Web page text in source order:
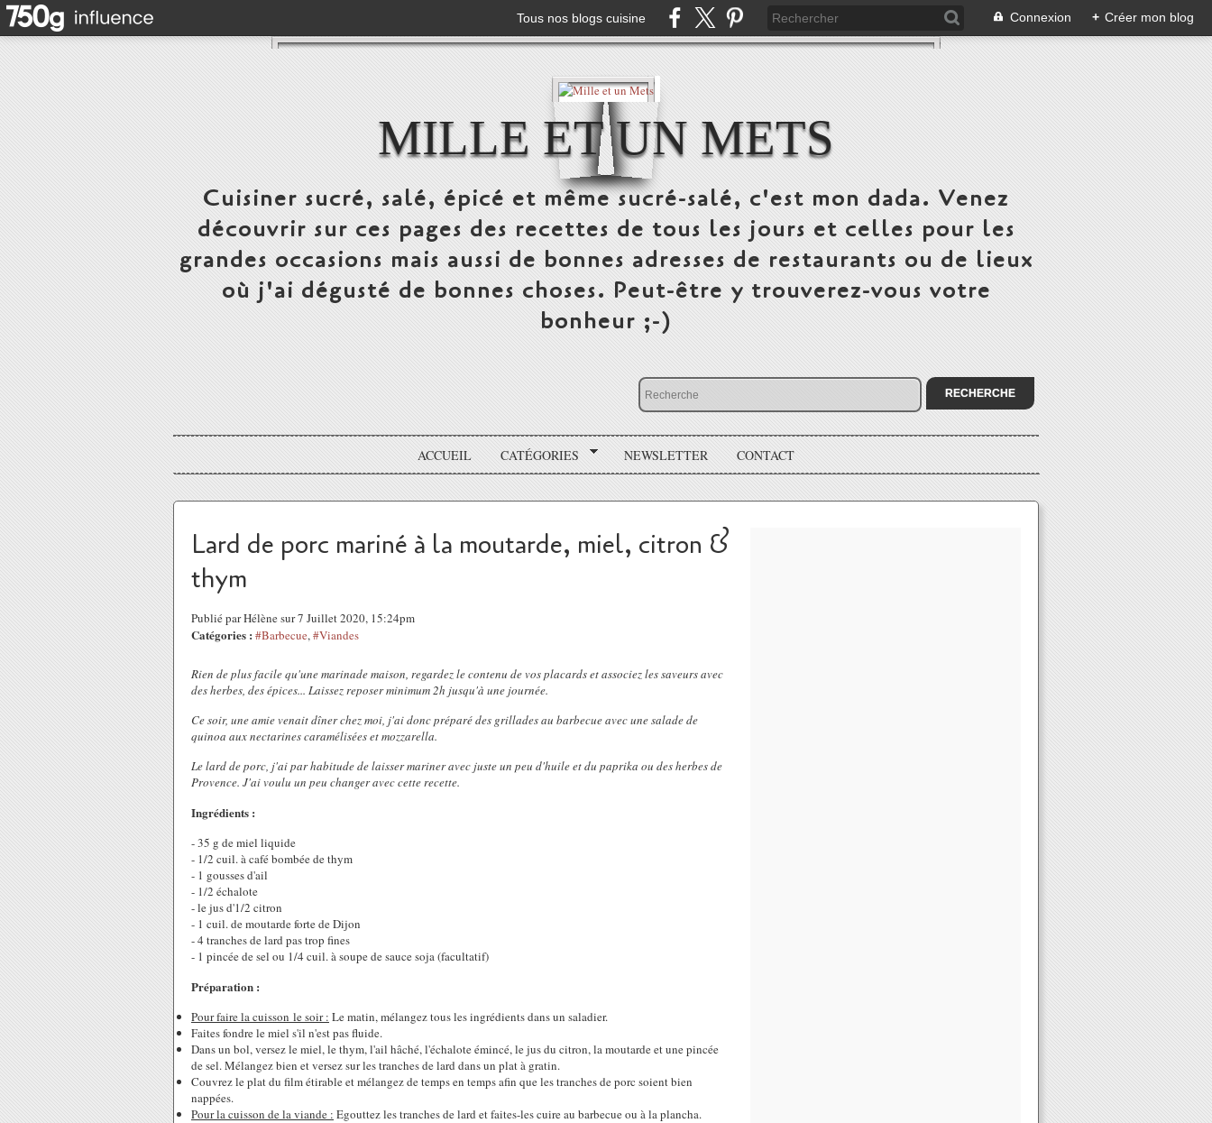
Tous nos blogs cuisine Connexion + Créer mon blog
MILLE ET UN METS
Cuisiner sucré, salé, épicé et même sucré-salé, c'est mon dada. Venez
découvrir sur ces pages des recettes de tous les jours et celles pour les
grandes occasions mais aussi de bonnes adresses de restaurants ou de lieux
où j'ai dégusté de bonnes choses. Peut-être y trouverez-vous votre
bonheur ;-)
ACCUEIL CATÉGORIES NEWSLETTER CONTACT
Lard de porc mariné à la moutarde, miel, citron &
thym
Publié par Hélène sur 7 Juillet 2020, 15:24pm
Catégories : #Barbecue,#Viandes
Rien de plus facile qu'une marinade maison, regardez le contenu de vos placards et associez les saveurs avec
des herbes, des épices... Laissez reposer minimum 2h jusqu'à une journée.
Ce soir, une amie venait dîner chez moi, j'ai donc préparé des grillades au barbecue avec une salade de
quinoa aux nectarines caramélisées et mozzarella.
Le lard de porc, j'ai par habitude de laisser mariner avec juste un peu d'huile et du paprika ou des herbes de
Provence. J'ai voulu un peu changer avec cette recette.
Ingrédients :
- 35 g de miel liquide
- 1/2 cuil. à café bombée de thym
- 1 gousses d'ail
- 1/2 échalote
- le jus d'1/2 citron
- 1 cuil. de moutarde forte de Dijon
- 4 tranches de lard pas trop fines
- 1 pincée de sel ou 1/4 cuil. à soupe de sauce soja (facultatif)
Préparation :
Pour faire la cuisson le soir : Le matin, mélangez tous les ingrédients dans un saladier.
Faites fondre le miel s'il n'est pas fluide.
Dans un bol, versez le miel, le thym, l'ail hâché, l'échalote émincé, le jus du citron, la moutarde et une pincée
de sel. Mélangez bien et versez sur les tranches de lard dans un plat à gratin.
Couvrez le plat du film étirable et mélangez de temps en temps afin que les tranches de porc soient bien
nappées.
Pour la cuisson de la viande : Egouttez les tranches de lard et faites-les cuire au barbecue ou à la plancha.